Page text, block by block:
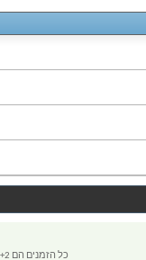
כל הזמנים הם GMT +2. השעה כרגע היא